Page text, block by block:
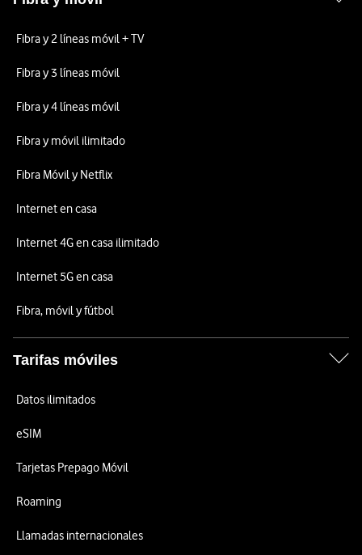
Fibra y 2 líneas móvil + TV
Fibra y 3 líneas móvil
Fibra y 4 líneas móvil
Fibra y móvil ilimitado
Fibra Móvil y Netflix
Internet en casa
Internet 4G en casa ilimitado
Internet 5G en casa
Fibra, móvil y fútbol
Tarifas móviles
Datos ilimitados
eSIM
Tarjetas Prepago Móvil
Roaming
Llamadas internacionales